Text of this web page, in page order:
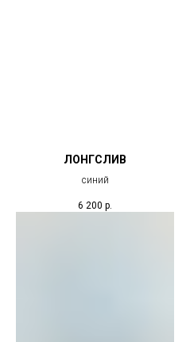
ЛОНГСЛИВ
синий
6 200 р.